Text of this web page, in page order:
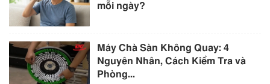
mỗi ngày?
Máy Chà Sàn Không Quay: 4
Nguyên Nhân, Cách Kiểm Tra và
Phòng...